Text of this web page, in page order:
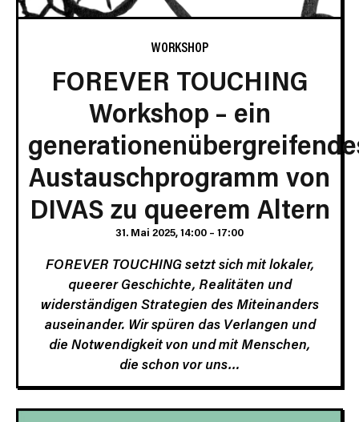
WORKSHOP
FOREVER TOUCHING
Workshop – ein
Austauschprogramm von
DIVAS zu queerem Altern
31. Mai 2025, 14:00 – 17:00
FOREVER TOUCHING setzt sich mit lokaler,
queerer Geschichte, Realitäten und
widerständigen Strategien des Miteinanders
auseinander. Wir spüren das Verlangen und
die Notwendigkeit von und mit Menschen,
die schon vor uns…